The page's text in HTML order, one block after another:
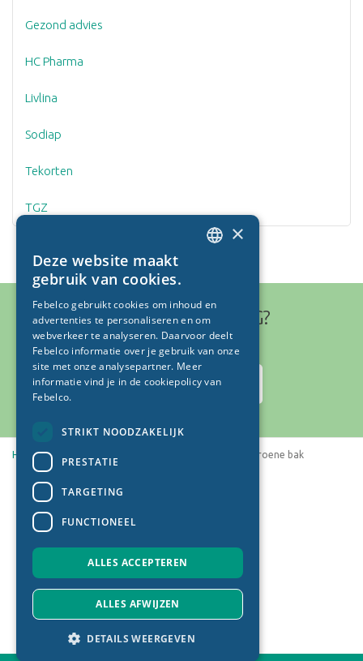
Gezond advies
HC Pharma
Livlina
Sodiap
Tekorten
TGZ
HEB JE EEN VRAAG?
Stuur ons een bericht
Home Een blik achter de bekende groene bak
Juridische documenten
Privacy policy
Sitemap
×
Deze website maakt
gebruik van cookies.
Febelco gebruikt cookies om inhoud en
advertenties te personaliseren en om
webverkeer te analyseren. Daarvoor deelt
Febelco informatie over je gebruik van onze
site met onze analysepartner. Meer
informatie vind je in de cookiepolicy van
Febelco.
STRIKT NOODZAKELIJK
PRESTATIE
TARGETING
FUNCTIONEEL
ALLES ACCEPTEREN
ALLES AFWIJZEN
DETAILS WEERGEVEN